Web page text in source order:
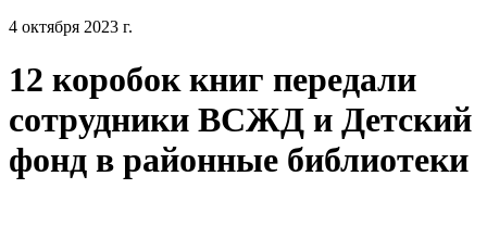
4 октября 2023 г.
12 коробок книг передали
сотрудники ВСЖД и Детский
фонд в районные библиотеки